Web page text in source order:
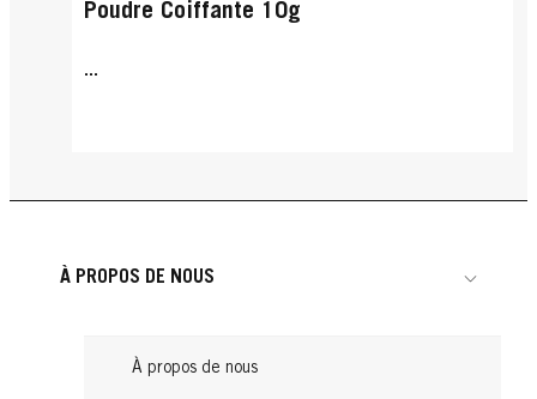
Poudre Coiffante 10g
...
À PROPOS DE NOUS
À propos de nous